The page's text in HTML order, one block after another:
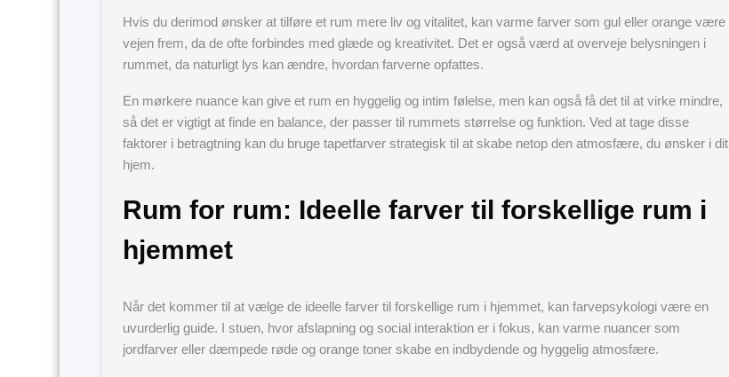
Hvis du derimod ønsker at tilføre et rum mere liv og vitalitet, kan varme farver som gul eller orange være
vejen frem, da de ofte forbindes med glæde og kreativitet. Det er også værd at overveje belysningen i
rummet, da naturligt lys kan ændre, hvordan farverne opfattes.
En mørkere nuance kan give et rum en hyggelig og intim følelse, men kan også få det til at virke mindre,
så det er vigtigt at finde en balance, der passer til rummets størrelse og funktion. Ved at tage disse
faktorer i betragtning kan du bruge tapetfarver strategisk til at skabe netop den atmosfære, du ønsker i dit
hjem.
Rum for rum: Ideelle farver til forskellige rum i
hjemmet
Når det kommer til at vælge de ideelle farver til forskellige rum i hjemmet, kan farvepsykologi være en
uvurderlig guide. I stuen, hvor afslapning og social interaktion er i fokus, kan varme nuancer som
jordfarver eller dæmpede røde og orange toner skabe en indbydende og hyggelig atmosfære.